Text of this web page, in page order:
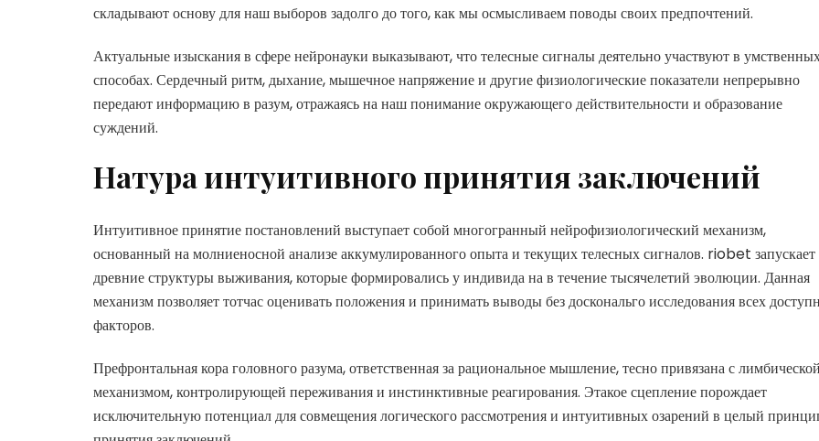
складывают основу для наш выборов задолго до того, как мы осмысливаем поводы своих предпочтений.
Актуальные изыскания в сфере нейронауки выказывают, что телесные сигналы деятельно участвуют в
способах. Сердечный ритм, дыхание, мышечное напряжение и другие физиологические показатели непрерывно
передают информацию в разум, отражаясь на наш понимание окружающего действительности и образование
суждений.
Натура интуитивного принятия заключений
Интуитивное принятие постановлений выступает собой многогранный нейрофизиологический механизм,
основанный на молниеносной анализе аккумулированного опыта и текущих телесных сигналов. riobet запускает
древние структуры выживания, которые формировались у индивида на в течение тысячелетий эволюции. Данная
механизм позволяет тотчас оценивать положения и принимать выводы без доскональго исследования всех
факторов.
Префронтальная кора головного разума, ответственная за рациональное мышление, тесно привязана с
механизмом, контролирующей переживания и инстинктивные реагирования. Этакое сцепление порождает
исключительную потенциал для совмещения логического рассмотрения и интуитивных озарений в целый